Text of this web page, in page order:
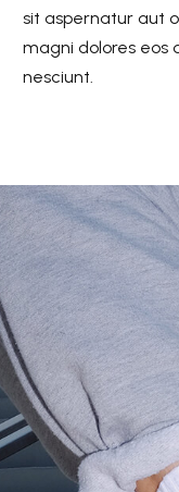
sit aspernatur aut
magni dolores eos
nesciunt.